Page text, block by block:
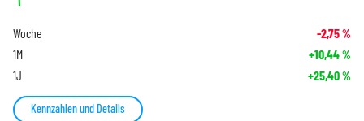
Woche -2,75%
1M +10,44%
1J +25,40%
Kennzahlen und Details